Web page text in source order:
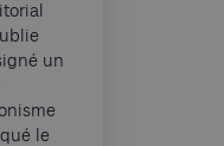
un
le